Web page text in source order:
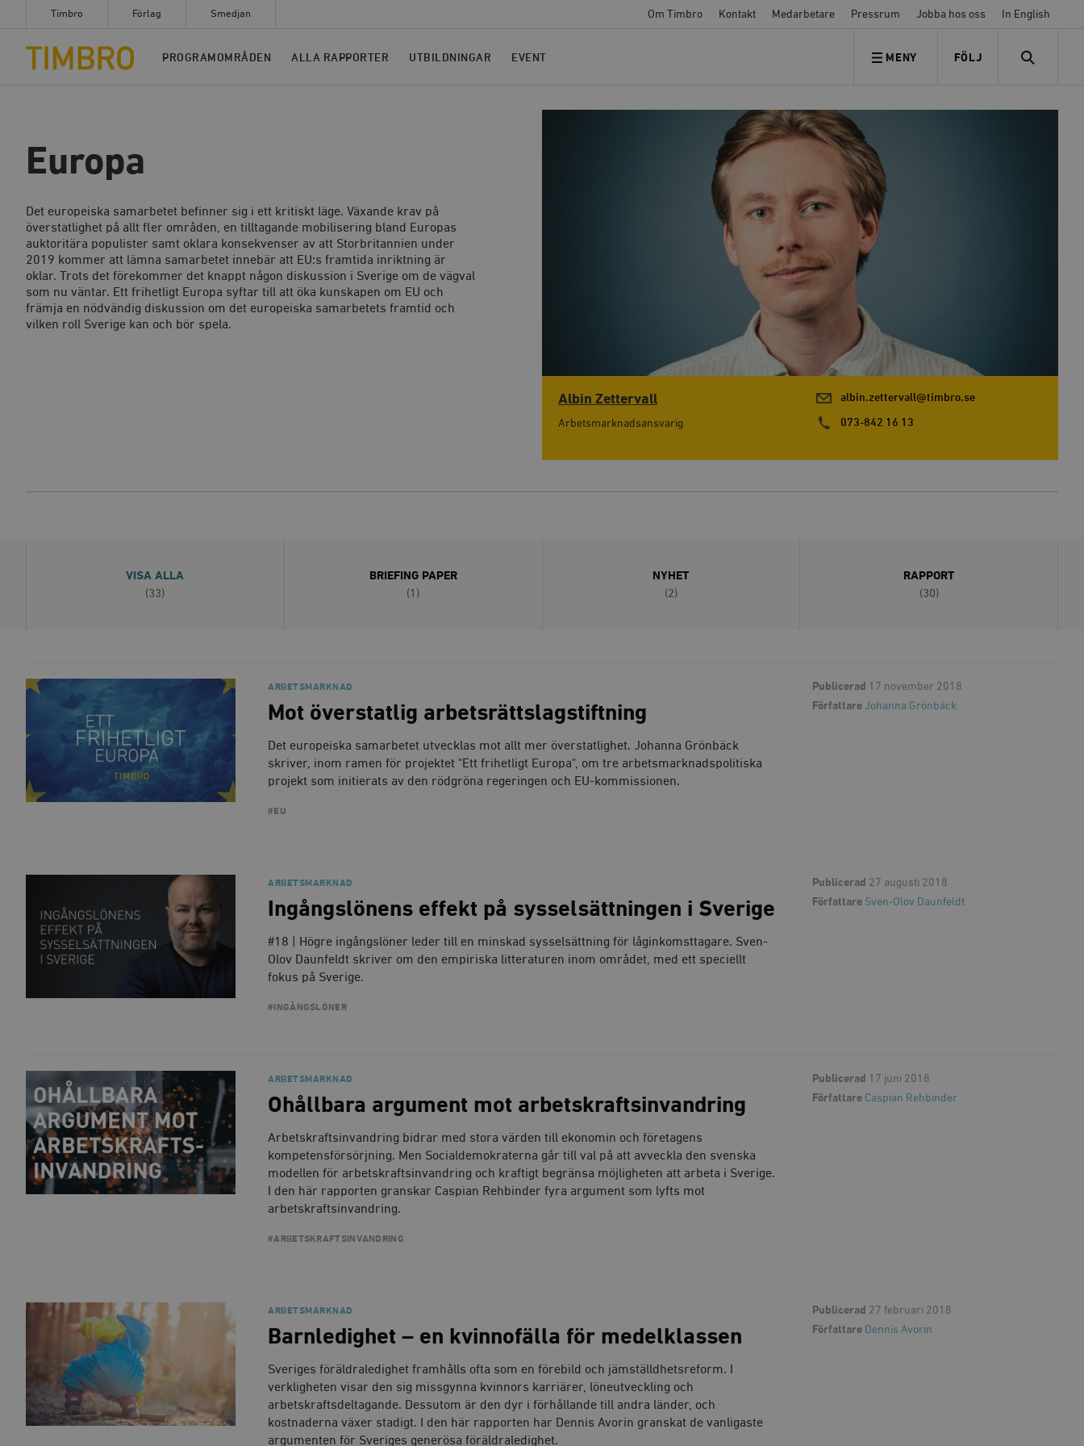
Timbro Förlag Smedjan Om Timbro Kontakt Medarbetare Pressrum Jobba hos oss In English
Timbro PROGRAMOMRÅDEN ALLA RAPPORTER UTBILDNINGAR EVENT MENY FÖLJ
FÖLJ OSS SEARCH
Europa
Det europeiska samarbetet befinner sig i ett kritiskt läge. Växande krav på
överstatlighet på allt fler områden, en tilltagande mobilisering bland Europas
auktoritära populister samt oklara konsekvenser av att Storbritannien under
2019 kommer att lämna samarbetet innebär att EU:s framtida inriktning är
oklar. Trots det förekommer det knappt någon diskussion i Sverige om de vägval
som nu väntar. Ett frihetligt Europa syftar till att öka kunskapen om EU och
främja en nödvändig diskussion om det europeiska samarbetets framtid och
vilken roll Sverige kan och bör spela.
Albin Zettervall
Arbetsmarknadsansvarig
albin.zettervall@timbro.se
073-842 16 13
VISA ALLA
(33)
BRIEFING PAPER
(1)
NYHET
(2)
RAPPORT
(30)
ARBETSMARKNAD
Mot överstatlig arbetsrättslagstiftning
Det europeiska samarbetet utvecklas mot allt mer överstatlighet. Johanna Grönbäck
skriver, inom ramen för projektet "Ett frihetligt Europa", om tre arbetsmarknadspolitiska
projekt som initierats av den rödgröna regeringen och EU-kommissionen.
#EU
Publicerad 17 november 2018
Författare Johanna Grönbäck
ARBETSMARKNAD
Ingångslönens effekt på sysselsättningen i Sverige
#18 | Högre ingångslöner leder till en minskad sysselsättning för låginkomsttagare. Sven-
Olov Daunfeldt skriver om den empiriska litteraturen inom området, med ett speciellt
fokus på Sverige.
#INGÅNGSLÖNER
Publicerad 27 augusti 2018
Författare Sven-Olov Daunfeldt
ARBETSMARKNAD
Ohållbara argument mot arbetskraftsinvandring
Arbetskraftsinvandring bidrar med stora värden till ekonomin och företagens
kompetensförsörjning. Men Socialdemokraterna går till val på att avveckla den svenska
modellen för arbetskraftsinvandring och kraftigt begränsa möjligheten att arbeta i Sverige.
I den här rapporten granskar Caspian Rehbinder fyra argument som lyfts mot
arbetskraftsinvandring.
#ARBETSKRAFTSINVANDRING
Publicerad 17 juni 2018
Författare Caspian Rehbinder
ARBETSMARKNAD
Barnledighet – en kvinnofälla för medelklassen
Sveriges föräldraledighet framhålls ofta som en förebild och jämställdhetsreform. I
verkligheten visar den sig missgynna kvinnors karriärer, löneutveckling och
arbetskraftsdeltagande. Dessutom är den dyr i förhållande till andra länder, och
kostnaderna växer stadigt. I den här rapporten har Dennis Avorin granskat de vanligaste
argumenten för Sveriges generösa föräldraledighet.
Publicerad 27 februari 2018
Författare Dennis Avorin